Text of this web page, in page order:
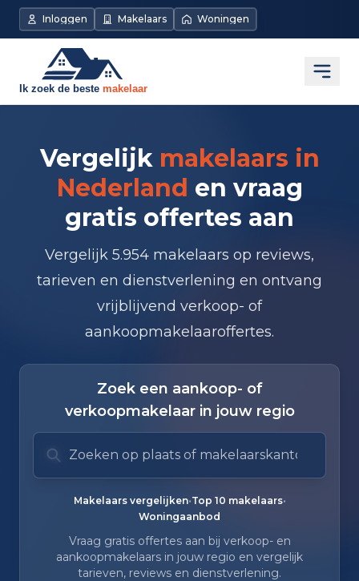
Inloggen Makelaars Woningen
Vergelijk makelaars in
Nederland en vraag
gratis offertes aan
Vergelijk 5.954 makelaars op reviews,
tarieven en dienstverlening en ontvang
vrijblijvend verkoop- of
aankoopmakelaaroffertes.
Zoek een aankoop- of
verkoopmakelaar in jouw regio
Zoek op plaats of makelaarskantoor
Typ om te zoeken. Gebruik pijl omlaag en pijl
Makelaars vergelijken•Top 10 makelaars•
Woningaanbod
Vraag gratis offertes aan bij verkoop- en
aankoopmakelaars in jouw regio en vergelijk
tarieven, reviews en dienstverlening.